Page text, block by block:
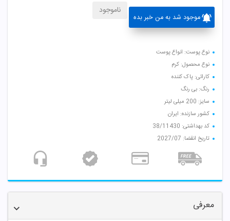
موجود شد به من خبر بده
ناموجود
نوع پوست: انواع پوست
نوع محصول: کرم
کارائی: پاک کننده
رنگ: بی رنگ
سایز: 200 میلی لیتر
کشور سازنده: ایران
کد بهداشتی: 38/11430
تاریخ انقضا: 2027/07
معرفی